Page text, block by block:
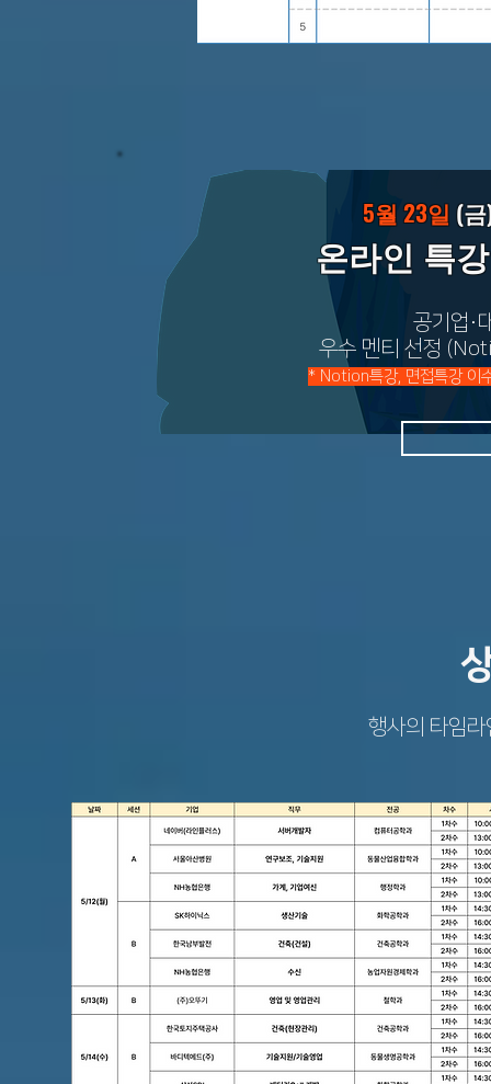
5월 23일(
온라인 특
공기업·
우수 멘티 선정
* Notion특강, 면접특강 이
행사의 타임